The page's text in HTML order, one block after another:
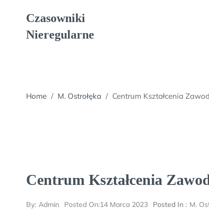
Czasowniki
Nieregularne
Home / M. Ostrołęka / Centrum Kształcenia
Centrum Kształcenia
By: Admin Posted On:14 Marca 2023 Posted In : M.